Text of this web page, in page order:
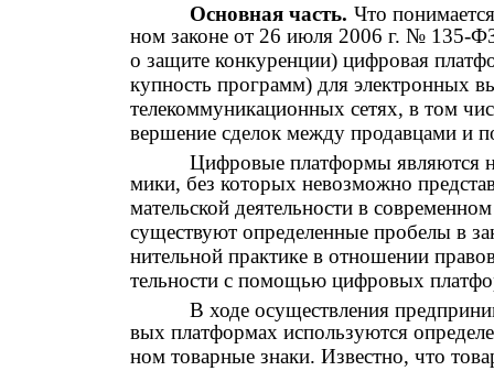
Основная часть. Что
ном законе от 26 июля 2006 г. № 135-
о защите конкуренции) цифровая
купность программ) для электронных
телекоммуникационных сетях, в том
вершение сделок между продавцами и
Цифровые платформы являются
мики, без которых невозможно
мательской деятельности в
существуют определенные пробелы в
нительной практике в отношении
тельности с помощью цифровых
В ходе осуществления
вых платформах используются
ном товарные знаки. Известно, что